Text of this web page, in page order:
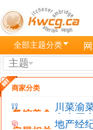
全部主题分类
主题
商家分类
川菜渝
家庭厨
餐馆美食
地产经